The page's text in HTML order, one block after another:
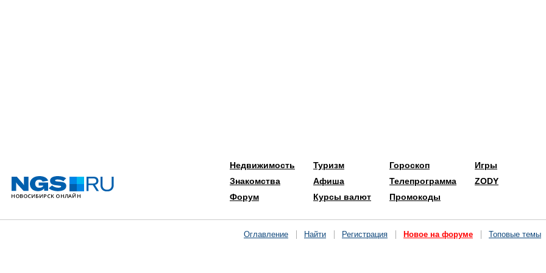
Недвижимость
Знакомства
Форум
Туризм
Афиша
Курсы валют
Гороскоп
Телепрограмма
Промокоды
Игры
ZODY
Оглавление Найти Регистрация Новое на форуме Топовые темы